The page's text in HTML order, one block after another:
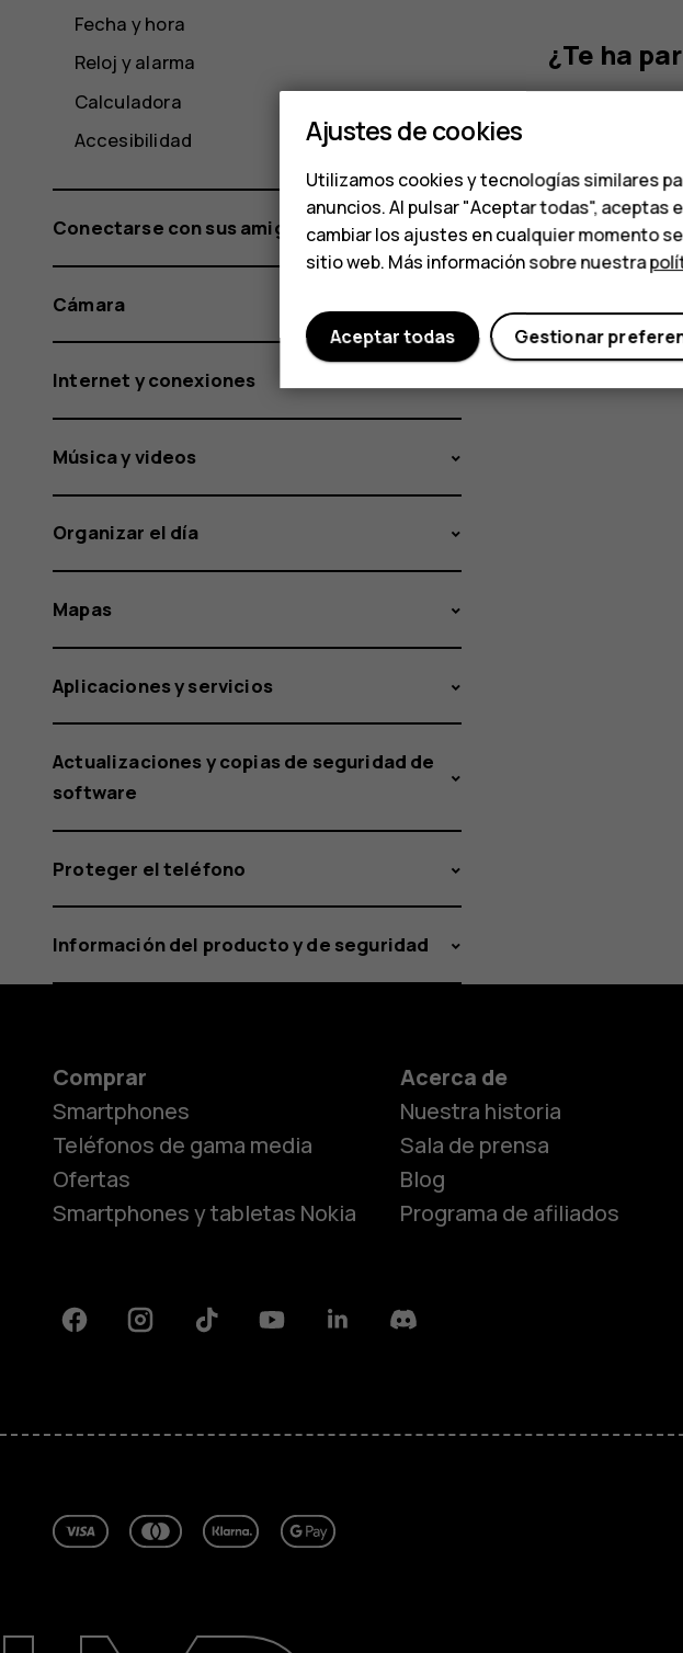
Blog
¿Te ha
Fecha y hora
Reloj y alarma
Calculadora
Accesibilidad
Conectarse con sus amigos y familiares
Cámara
Internet y conexiones
Música y videos
Organizar el día
Mapas
Aplicaciones y servicios
Actualizaciones y copias de seguridad de
software
Proteger el teléfono
Información del producto y de seguridad
Comprar
Smartphones
Teléfonos de gama media
Ofertas
Smartphones y tabletas Nokia
Acerca de
Nuestra historia
Sala de prensa
Blog
Programa de afiliados
FacebookInstagramTiktok YoutubeLinkedinDiscord
Ajustes de cookies
Utilizamos cookies y tecnologías similares
anuncios. Al pulsar "Aceptar todas",
cambiar los ajustes en cualquier momento
sitio web. Más información sobre nuestra
Gestionar
Aceptar todas